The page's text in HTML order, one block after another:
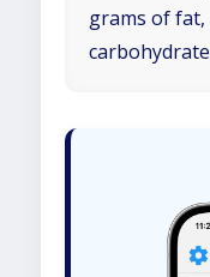
grams of fat,